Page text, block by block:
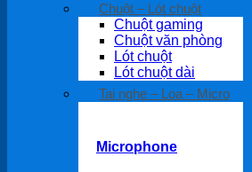
Chuột – Lót chuột
Chuột gaming
Chuột văn phòng
Lót chuột
Lót chuột dài
Tai nghe – Loa – Micro
Microphone